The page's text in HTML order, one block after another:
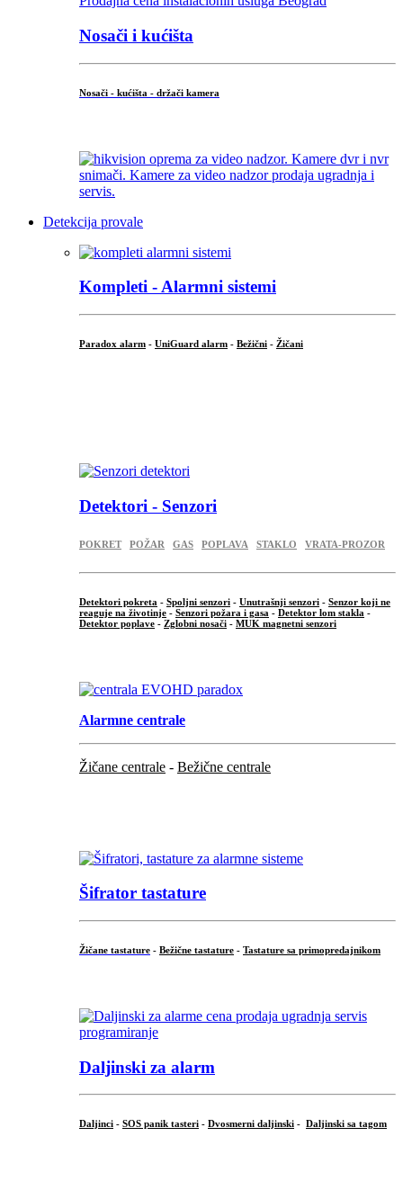
Nosači i kućišta
Nosači - kućišta - držači kamera
Detekcija provale
Kompleti - Alarmni sistemi
Paradox alarm - UniGuard alarm - Bežični - Žičani
Detektori - Senzori
POKRET POŽAR GAS POPLAVA STAKLO VRATA-PROZOR
Detektori pokreta - Spoljni senzori - Unutrašnji senzori - Senzor koji ne
reaguje na životinje - Senzori požara i gasa - Detektor lom stakla -
Detektor poplave - Zglobni nosači - MUK magnetni senzori
Alarmne centrale
Žičane centrale - Bežične centrale
Šifrator tastature
Žičane tastature - Bežične tastature - Tastature sa primopredajnikom
Daljinski za alarm
Daljinci - SOS panik tasteri - Dvosmerni daljinski - Daljinski sa tagom